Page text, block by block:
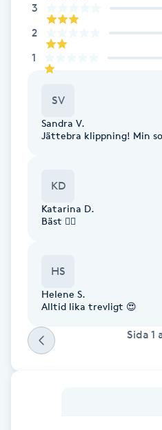
Fotmassage
Fotsvamp
Fransar
Fransborttagning
Fransfärgning
Fransförlängning Megavolym
Fransförlängning Volym
Fransk manikyr
3
2
1
SV
Sandra V.
Jättebra klippning! Min
KD
Katarina D.
Bäst 👌🏻
HS
Helene S.
Alltid lika trevligt 😍
Sida 1